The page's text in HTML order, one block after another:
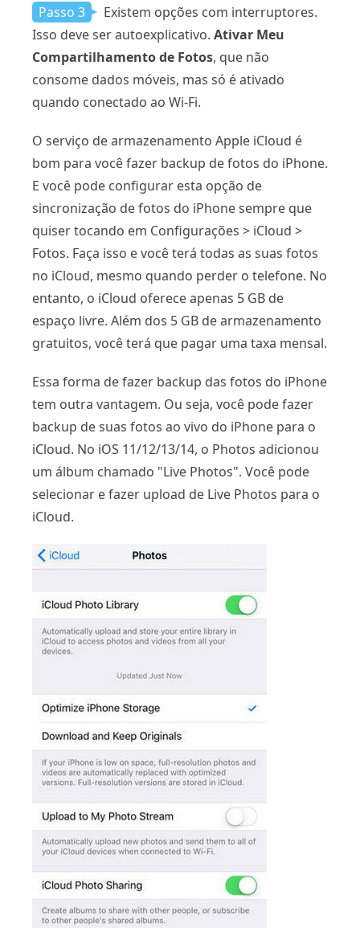
Passo 3
Existem opções com interruptores.
Isso deve ser autoexplicativo. Ativar Meu
Compartilhamento de Fotos, que não
consome dados móveis, mas só é ativado
quando conectado ao Wi-Fi.
O serviço de armazenamento Apple iCloud é
bom para você fazer backup de fotos do iPhone.
E você pode configurar esta opção de
sincronização de fotos do iPhone sempre que
quiser tocando em Configurações > iCloud >
Fotos. Faça isso e você terá todas as suas fotos
no iCloud, mesmo quando perder o telefone. No
entanto, o iCloud oferece apenas 5 GB de
espaço livre. Além dos 5 GB de armazenamento
gratuitos, você terá que pagar uma taxa mensal.
Essa forma de fazer backup das fotos do iPhone
tem outra vantagem. Ou seja, você pode fazer
backup de suas fotos ao vivo do iPhone para o
iCloud. No iOS 11/12/13/14, o Photos adicionou
um álbum chamado "Live Photos". Você pode
selecionar e fazer upload de Live Photos para o
iCloud.